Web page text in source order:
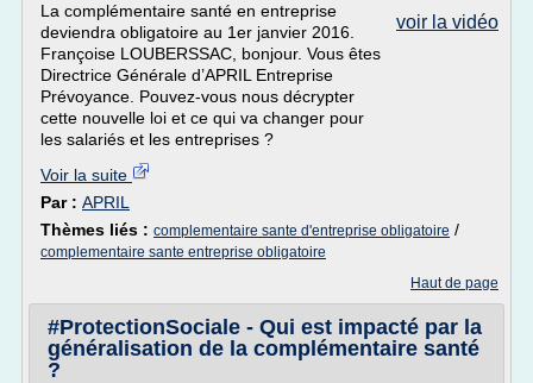
voir la vidéo
La complémentaire santé en entreprise
deviendra obligatoire au 1er janvier 2016.
Françoise LOUBERSSAC, bonjour. Vous êtes
Directrice Générale d’APRIL Entreprise
Prévoyance. Pouvez-vous nous décrypter
cette nouvelle loi et ce qui va changer pour
les salariés et les entreprises ?
Voir la suite
Par : APRIL
Thèmes liés : complementaire sante d'entreprise obligatoire /
complementaire sante entreprise obligatoire
Haut de page
#ProtectionSociale - Qui est impacté par la
généralisation de la complémentaire santé
?